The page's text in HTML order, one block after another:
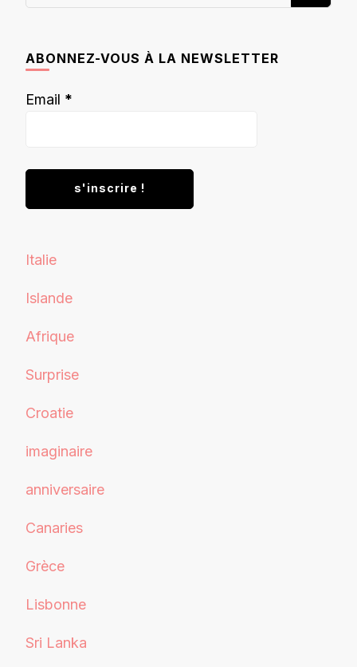
ABONNEZ-VOUS À LA NEWSLETTER
Email *
Italie
Islande
Afrique
Surprise
Croatie
imaginaire
anniversaire
Canaries
Grèce
Lisbonne
Sri Lanka